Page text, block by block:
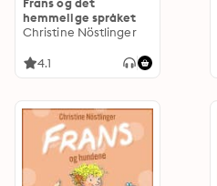
hemmelige språket
Christine Nöstlinger
4.1